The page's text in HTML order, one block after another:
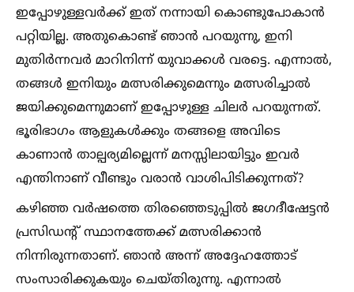
ഇപ്പോഴുള്ളവർക്ക് ഇത് നന്നായി കൊണ്ടുപോകാൻ
പറ്റിയില്ല. അതുകൊണ്ട് ഞാൻ പറയുന്നു, ഇനി
മുതിർന്നവർ മാറിനിന്ന് യുവാക്കള്‍ വരട്ടെ. എന്നാല്‍,
തങ്ങള്‍ ഇനിയും മത്സരിക്കുമെന്നും മത്സരിച്ചാല്‍
ജയിക്കുമെന്നുമാണ് ഇപ്പോഴുള്ള ചിലർ പറയുന്നത്.
ഭൂരിഭാഗം ആളുകള്‍ക്കും തങ്ങളെ അവിടെ
കാണാൻ താല്പര്യമില്ലെന്ന് മനസ്സിലായിട്ടും ഇവർ
എന്തിനാണ് വീണ്ടും വരാൻ വാശിപിടിക്കുന്നത്?
കഴിഞ്ഞ വർഷത്തെ തിരഞ്ഞെടുപ്പില്‍ ജഗദീഷേട്ടൻ
പ്രസിഡന്റ് സ്ഥാനത്തേക്ക് മത്സരിക്കാൻ
നിന്നിരുന്നതാണ്. ഞാൻ അന്ന് അദ്ദേഹത്തോട്
സംസാരിക്കുകയും ചെയ്തിരുന്നു. എന്നാല്‍